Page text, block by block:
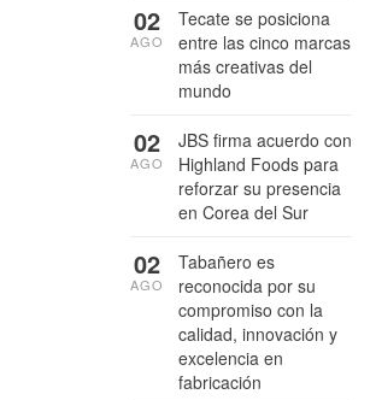
Tecate se posiciona
entre las cinco marcas
más creativas del
mundo
02
AGO
JBS firma acuerdo con
Highland Foods para
reforzar su presencia
en Corea del Sur
02
AGO
Tabañero es
reconocida por su
compromiso con la
calidad, innovación y
excelencia en
fabricación
02
AGO